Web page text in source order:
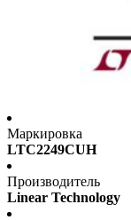
Маркировка
LTC2249CUH
Производитель
Linear Technology